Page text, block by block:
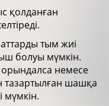
қолданған
тым жиі
болуы мүмкін.
орындалса немесе
тазартылған шашқа
мүмкін.